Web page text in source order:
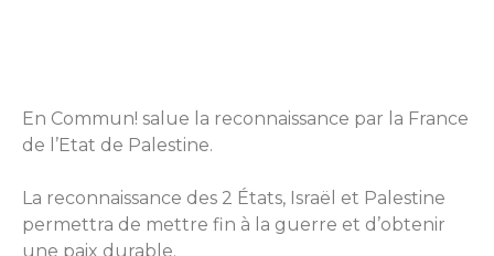
En Commun! salue la reconnaissance par la France
de l’Etat de Palestine.
La reconnaissance des 2 États, Israël et Palestine
permettra de mettre fin à la guerre et d’obtenir
une paix durable.